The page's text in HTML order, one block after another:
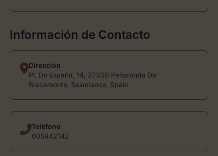
Información de Contacto
Dirección
Pl. De España, 14, 37300 Peñaranda De
Bracamonte, Salamanca, Spain
Teléfono
605942142